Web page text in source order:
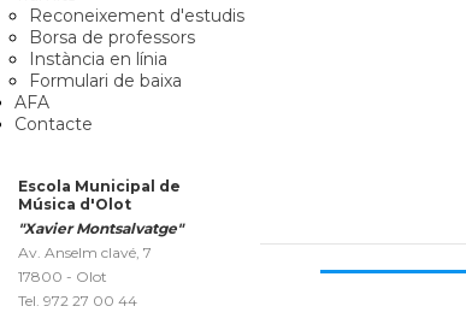
Reconeixement d'estudis
Borsa de professors
Instància en línia
Formulari de baixa
AFA
Contacte
Escola Municipal de
Música d'Olot
"Xavier Montsalvatge"
Av. Anselm clavé, 7
17800 - Olot
Tel. 972 27 00 44